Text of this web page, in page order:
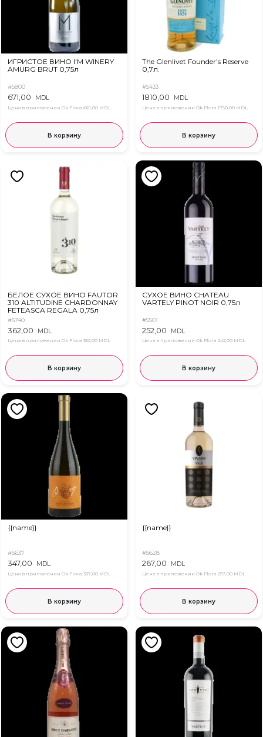
ИГРИСТОЕ ВИНО I'M WINERY
AMURG BRUT 0,75л
#5800
671,00 MDL
Цена в приложении Ok Flora 661,00 MDL
В корзину
The Glenlivet Founder's Reserve
0,7л.
#5433
1810,00 MDL
Цена в приложении Ok Flora 1750,00 MDL
В корзину
БЕЛОЕ СУХОЕ ВИНО FAUTOR
310 ALTITUDINE CHARDONNAY
FETEASCA REGALA 0,75л
#5740
362,00 MDL
Цена в приложении Ok Flora 352,00 MDL
В корзину
СУХОЕ ВИНО CHATEAU
VARTELY PINOT NOIR 0,75л
#5501
252,00 MDL
Цена в приложении Ok Flora 242,00 MDL
В корзину
{{name}}
#5637
347,00 MDL
Цена в приложении Ok Flora 337,00 MDL
В корзину
{{name}}
#5628
267,00 MDL
Цена в приложении Ok Flora 257,00 MDL
В корзину